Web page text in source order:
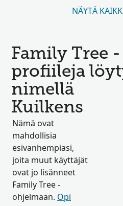
NÄYTÄ
Family Tree -
profiileja
nimellä
Kuilkens
Nämä ovat
mahdollisia
esivanhempiasi,
joita muut käyttäjät
ovat jo lisänneet
Family Tree -
ohjelmaan. Opi